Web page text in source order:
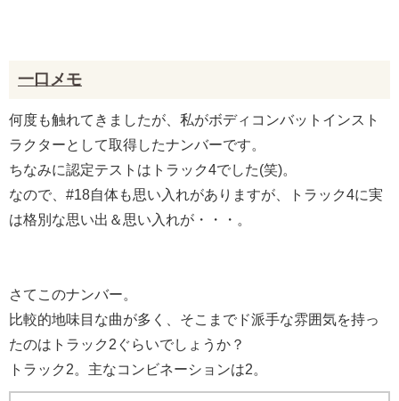
一口メモ
何度も触れてきましたが、私がボディコンバットインスト
ラクターとして取得したナンバーです。
ちなみに認定テストはトラック4でした(笑)。
なので、#18自体も思い入れがありますが、トラック4に実
は格別な思い出＆思い入れが・・・。
さてこのナンバー。
比較的地味目な曲が多く、そこまでド派手な雰囲気を持っ
たのはトラック2ぐらいでしょうか？
トラック2。主なコンビネーションは2。